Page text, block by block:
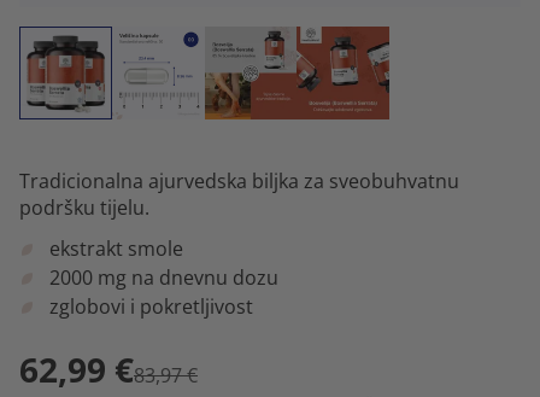
Tradicionalna ajurvedska biljka za sveobuhvatnu
podršku tijelu.
ekstrakt smole
2000 mg na dnevnu dozu
zglobovi i pokretljivost
62,99 €83,97 €